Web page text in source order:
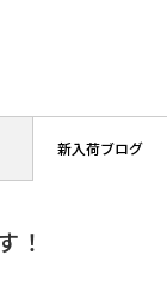
新入荷ブログ
！